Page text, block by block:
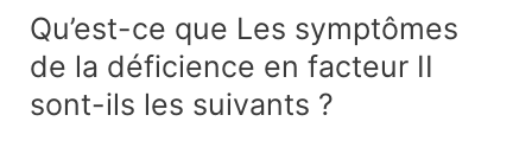
Qu’est-ce que Les symptômes
de la déficience en facteur II
sont-ils les suivants ?